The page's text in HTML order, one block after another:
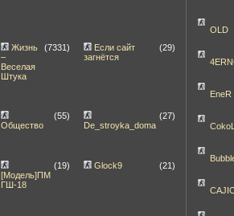
Жизнь
–
Веселая
Штука
(7331)
Если сайт
загнётся
(29)
Общество
(55)
De_stroyka_doma
(27)
[Модель]ПМ
ГШ-18
(19) Glock9 (21)
OLD
EneR